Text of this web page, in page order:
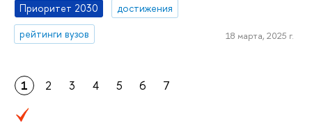
Приоритет 2030
достижения
рейтинги вузов
18 марта, 2025 г.
1 2 3 4 5 6 7